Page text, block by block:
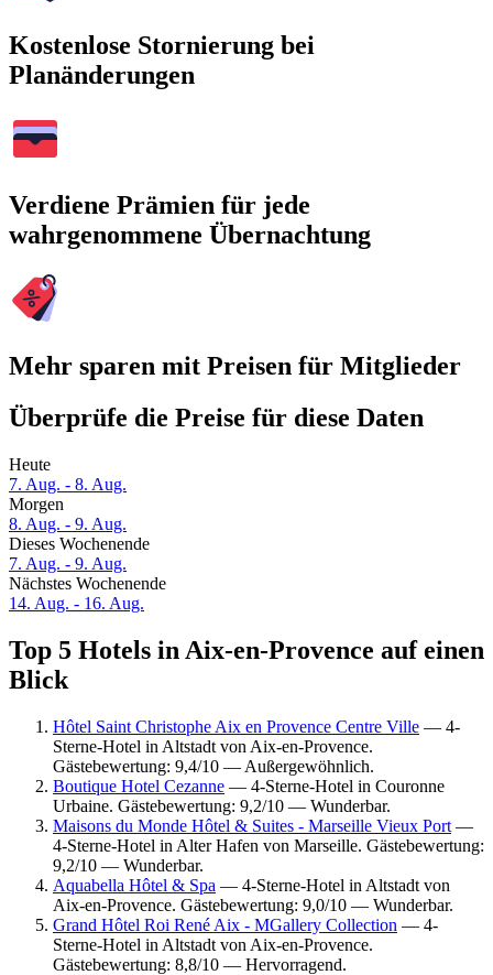
Kostenlose Stornierung bei
Planänderungen
Verdiene Prämien für jede
wahrgenommene Übernachtung
Mehr sparen mit Preisen für Mitglieder
Überprüfe die Preise für diese Daten
Heute
7. Aug. - 8. Aug.
Morgen
8. Aug. - 9. Aug.
Dieses Wochenende
7. Aug. - 9. Aug.
Nächstes Wochenende
14. Aug. - 16. Aug.
Top 5 Hotels in Aix-en-Provence auf einen
Blick
Hôtel Saint Christophe Aix en Provence Centre Ville — 4-
Sterne-Hotel in Altstadt von Aix-en-Provence.
Gästebewertung: 9,4/10 — Außergewöhnlich.
Boutique Hotel Cezanne — 4-Sterne-Hotel in Couronne
Urbaine. Gästebewertung: 9,2/10 — Wunderbar.
Maisons du Monde Hôtel & Suites - Marseille Vieux Port —
4-Sterne-Hotel in Alter Hafen von Marseille. Gästebewertung:
9,2/10 — Wunderbar.
Aquabella Hôtel & Spa — 4-Sterne-Hotel in Altstadt von
Aix-en-Provence. Gästebewertung: 9,0/10 — Wunderbar.
Grand Hôtel Roi René Aix - MGallery Collection — 4-
Sterne-Hotel in Altstadt von Aix-en-Provence.
Gästebewertung: 8,8/10 — Hervorragend.